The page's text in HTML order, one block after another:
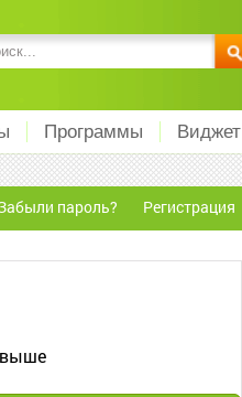
Программы Виджет
пароль? Регистрация
выше